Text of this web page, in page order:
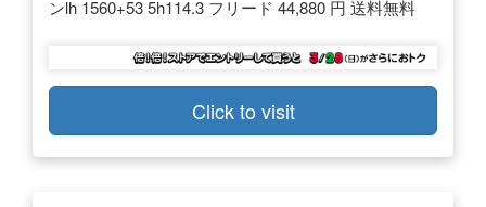
ンlh 1560+53 5h114.3 フリード 44,880 円 送料無料
Click to visit